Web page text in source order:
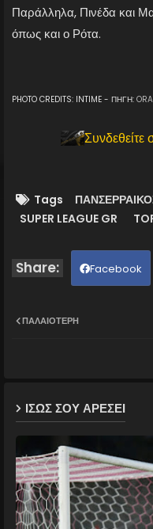
Παράλληλα, Πινέδα και
όπως και ο Ρότα.
PHOTO CREDITS: INTIME - ΠΗΓΗ:
Tags
SUPER LEAGUE GR
Facebook
ΠΑΛΑΙΌΤΕΡΗ
ΙΣΩΣ ΣΟΥ ΑΡΕΣΕΙ